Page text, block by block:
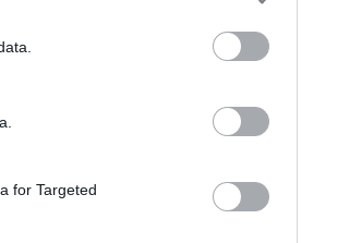
for Targeted
est